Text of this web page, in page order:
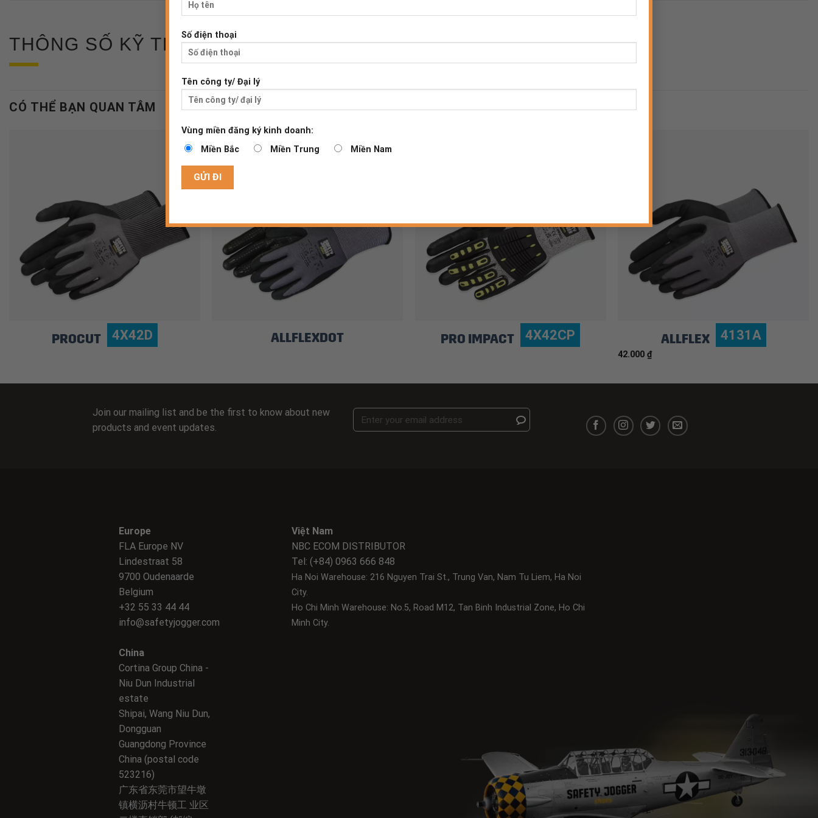
Số điện thoại
Tên công ty/ Đại lý
Vùng miền đăng ký kinh doanh:
Miền Bắc
Miền Trung Miền Nam
THÔNG SỐ KỸ THUẬT
CÓ THỂ BẠN QUAN TÂM
PROCUT 4X42D ALLFLEXDOT PRO IMPACT 4X42CP ALLFLEX 4131A
42.000₫
Join our mailing list and be the first to know about new
products and event updates.
Europe
FLA Europe NV
Lindestraat 58
9700 Oudenaarde
Belgium
+32 55 33 44 44
info@safetyjogger.com
China
Cortina Group China -
Niu Dun Industrial
estate
Shipai, Wang Niu Dun,
Dongguan
Guangdong Province
China (postal code
523216)
广东省东莞市望牛墩
镇横沥村牛顿工 业区
Việt Nam
NBC ECOM DISTRIBUTOR
Tel: (+84) 0963 666 848
Ha Noi Warehouse: 216 Nguyen Trai St., Trung Van, Nam Tu Liem, Ha Noi
City.
Ho Chi Minh Warehouse: No.5, Road M12, Tan Binh Industrial Zone, Ho Chi
Minh City.